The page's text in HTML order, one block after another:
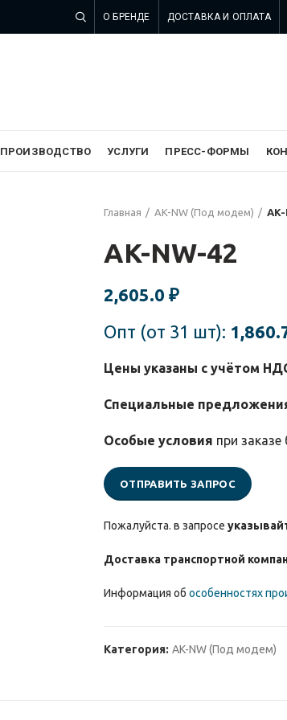
О БРЕНДЕ ДОСТАВКА И ОПЛАТА
ПРОИЗВОДСТВО УСЛУГИ ПРЕСС-ФОРМЫ
Главная
AK-NW (Под модем)
AK-NW-42
2,605.0 ₽
Опт (от 31 шт):
Цены указаны с учётом
Специальные
Особые условия при заказе
ОТПРАВИТЬ ЗАПРОС
Пожалуйста. в запросе
Доставка транспортной
Информация об особенностях
Категория: AK-NW (Под модем)